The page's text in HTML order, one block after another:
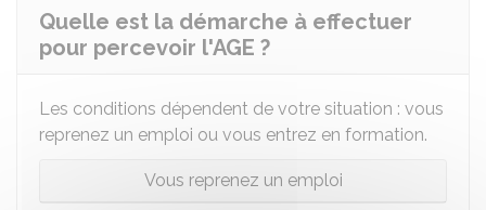
Quelle est la démarche à effectuer
pour percevoir l'AGE ?
Les conditions dépendent de votre situation : vous
reprenez un emploi ou vous entrez en formation.
Vous reprenez un emploi